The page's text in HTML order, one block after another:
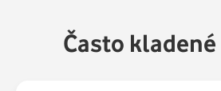
Často